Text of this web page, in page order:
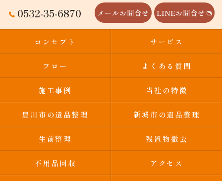
0532-35-6870 メールお問合せ LINEお問合せ
コンセプト サービス
フロー よくある質問
施工事例 当社の特徴
豊川市の遺品整理 新城市の遺品整理
生前整理 残置物撤去
不用品回収 アクセス